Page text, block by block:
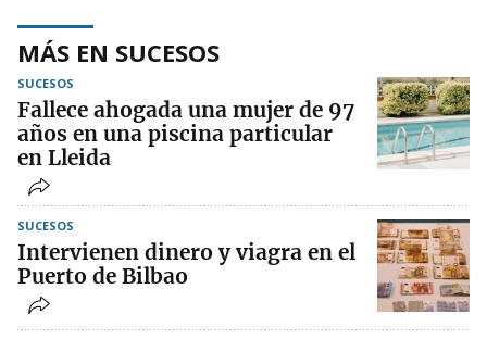
MÁS EN SUCESOS
SUCESOS
Fallece ahogada una mujer de 97
años en una piscina particular
en Lleida
SUCESOS
Intervienen dinero y viagra en el
Puerto de Bilbao